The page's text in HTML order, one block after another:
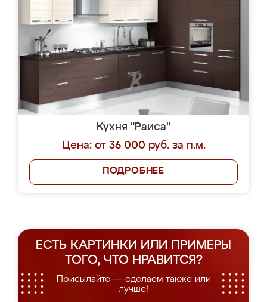
Кухня "Раиса"
Цена: от 36 000 руб. за п.м.
ПОДРОБНЕЕ
ЕСТЬ КАРТИНКИ ИЛИ ПРИМЕРЫ
ТОГО, ЧТО НРАВИТСЯ?
Присылайте — сделаем также или
лучше!